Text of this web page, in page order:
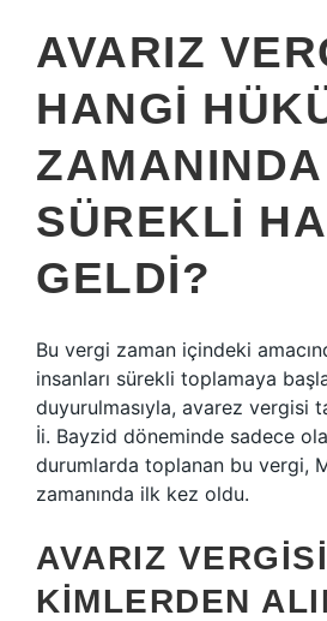
AVARIZ
HANGI
ZAMANINDA
SÜREKLI
GELDI?
Bu vergi zaman içindeki
insanları sürekli toplamaya
duyurulmasıyla, avarez vergisi
İi. Bayzid döneminde sadece
durumlarda toplanan bu vergi,
zamanında ilk kez oldu.
AVARIZ VERGISI
KIMLERDEN